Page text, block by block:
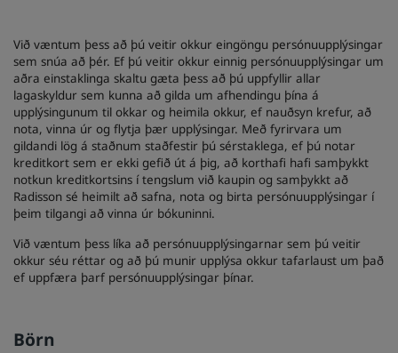
Við væntum þess að þú veitir okkur eingöngu persónuupplýsingar
sem snúa að þér. Ef þú veitir okkur einnig persónuupplýsingar um
aðra einstaklinga skaltu gæta þess að þú uppfyllir allar
lagaskyldur sem kunna að gilda um afhendingu þína á
upplýsingunum til okkar og heimila okkur, ef nauðsyn krefur, að
nota, vinna úr og flytja þær upplýsingar. Með fyrirvara um
gildandi lög á staðnum staðfestir þú sérstaklega, ef þú notar
kreditkort sem er ekki gefið út á þig, að korthafi hafi samþykkt
notkun kreditkortsins í tengslum við kaupin og samþykkt að
Radisson sé heimilt að safna, nota og birta persónuupplýsingar í
þeim tilgangi að vinna úr bókuninni.
Við væntum þess líka að persónuupplýsingarnar sem þú veitir
okkur séu réttar og að þú munir upplýsa okkur tafarlaust um það
ef uppfæra þarf persónuupplýsingar þínar.
Börn